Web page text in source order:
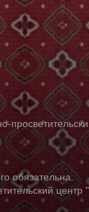
обязательна.
центр